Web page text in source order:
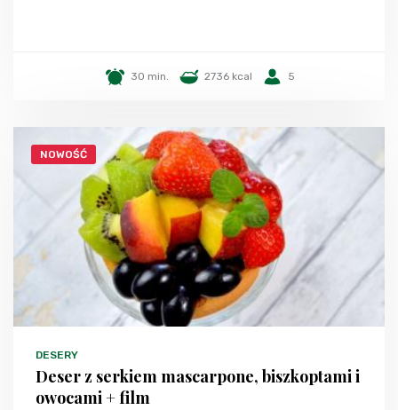
30 min. 2736 kcal 5
NOWOŚĆ
DESERY
Deser z serkiem mascarpone, biszkoptami i
owocami + film